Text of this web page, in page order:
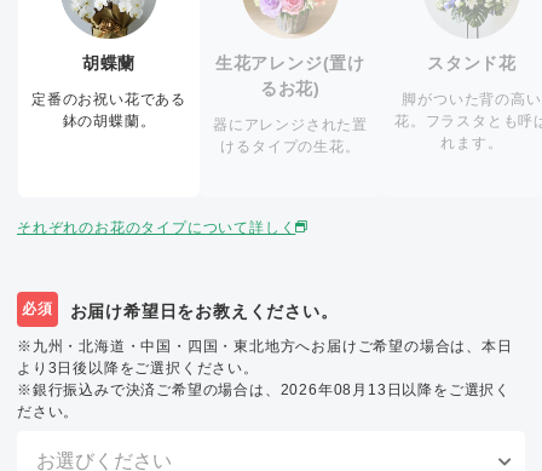
胡蝶蘭
定番のお祝い花である
鉢の胡蝶蘭。
生花アレンジ(置け
るお花)
器にアレンジされた置
けるタイプの生花。
スタンド花
脚がついた背の高い
花。フラスタとも呼
れます。
それぞれのお花のタイプについて詳しく
必須 お届け希望日をお教えください。
※九州・北海道・中国・四国・東北地方へお届けご希望の場合は、本日
より3日後以降をご選択ください。
※銀行振込みで決済ご希望の場合は、2026年08月13日以降をご選択く
ださい。